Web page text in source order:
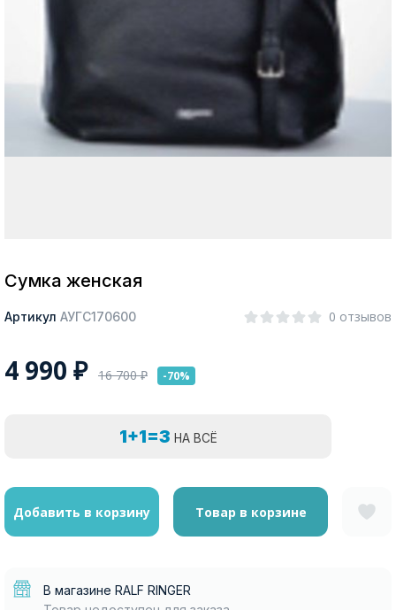
Сумка женская
Артикул АУГС170600 0 отзывов
4 990 ₽ 16 700₽ -70%
1+1=3 НА ВСЁ
Добавить в корзину Товар в корзине
В магазине RALF RINGER